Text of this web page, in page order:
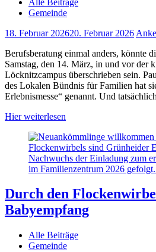
Gemeinde
18. Februar 202620. Februar 2026
Berufsberatung einmal anders, könnte
Samstag, den 14. März, in und vor der
Löcknitzcampus überschrieben sein.
des Lokalen Bündnis für Familien hat
Erlebnismesse“ genannt. Und
Hier weiterlesen
Durch den
Babyempfang
Alle Beiträge
Gemeinde